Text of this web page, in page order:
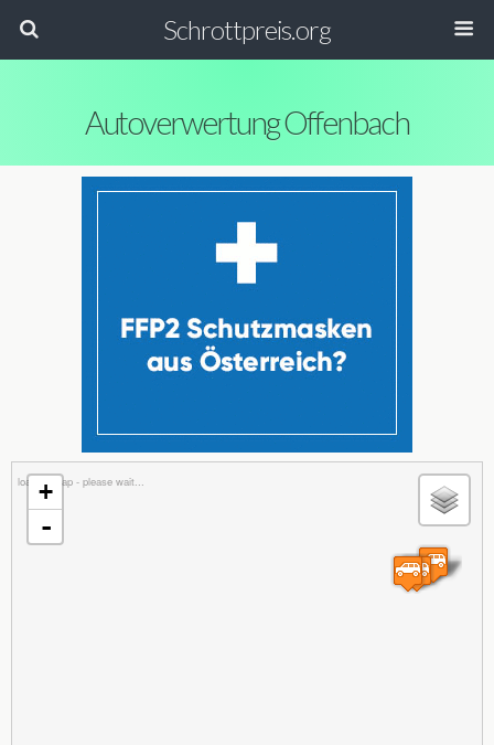
Schrottpreis.org
Autoverwertung Offenbach
loading map - please wait...
+
-